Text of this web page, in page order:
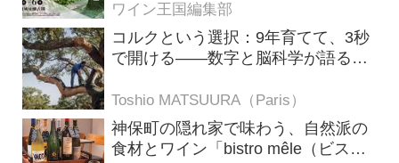
ワイン王国編集部
コルクという選択：9年育てて、3秒
で開ける——数字と脳科学が語る栓
Toshio MATSUURA（Paris）
神保町の隠れ家で味わう、自然派の
食材とワイン「bistro mêle（ビスト